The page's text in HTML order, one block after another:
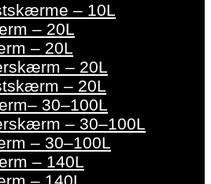
– 10L
– 20L
– 20L
– 20L
– 20L
30–100L
– 30–100L
– 30–100L
– 140L